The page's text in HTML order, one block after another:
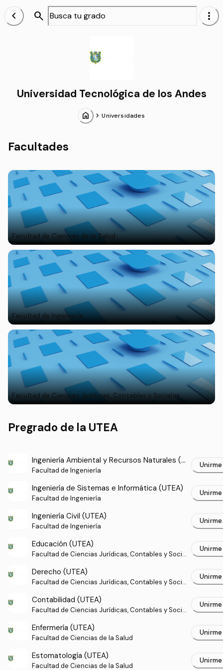
chevron_left search more_vert
Universidad Tecnológica de los Andes
home chevron_forwardUniversidades
Facultades
Facultad de Ciencias de la Salud
Facultad de Ingeniería
Facultad de Ciencias Jurídicas, Contables y Sociales
Pregrado de la UTEA
Ingeniería Ambiental y Recursos Naturales (U
TEA)
Facultad de Ingeniería
Unirme
Ingeniería de Sistemas e Informática (UTEA)
Facultad de Ingeniería
Unirme
Ingeniería Civil (UTEA)
Facultad de Ingeniería
Unirme
Educación (UTEA)
Facultad de Ciencias Jurídicas, Contables y Socia
Unirme
Derecho (UTEA)
Facultad de Ciencias Jurídicas, Contables y Socia
Unirme
Contabilidad (UTEA)
Facultad de Ciencias Jurídicas, Contables y Socia
Unirme
Enfermería (UTEA)
Facultad de Ciencias de la Salud
Unirme
Estomatología (UTEA)
Facultad de Ciencias de la Salud
Unirme